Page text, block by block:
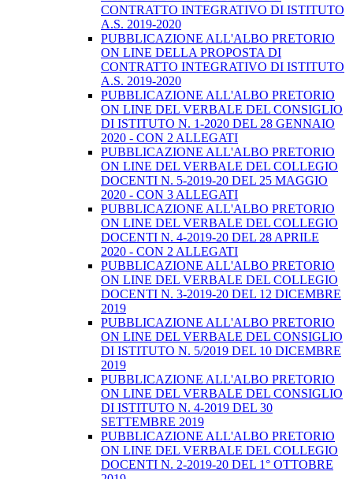
CONTRATTO INTEGRATIVO DI ISTITUTO
A.S. 2019-2020
PUBBLICAZIONE ALL'ALBO PRETORIO
ON LINE DELLA PROPOSTA DI
CONTRATTO INTEGRATIVO DI ISTITUTO
A.S. 2019-2020
PUBBLICAZIONE ALL'ALBO PRETORIO
ON LINE DEL VERBALE DEL CONSIGLIO
DI ISTITUTO N. 1-2020 DEL 28 GENNAIO
2020 - CON 2 ALLEGATI
PUBBLICAZIONE ALL'ALBO PRETORIO
ON LINE DEL VERBALE DEL COLLEGIO
DOCENTI N. 5-2019-20 DEL 25 MAGGIO
2020 - CON 3 ALLEGATI
PUBBLICAZIONE ALL'ALBO PRETORIO
ON LINE DEL VERBALE DEL COLLEGIO
DOCENTI N. 4-2019-20 DEL 28 APRILE
2020 - CON 2 ALLEGATI
PUBBLICAZIONE ALL'ALBO PRETORIO
ON LINE DEL VERBALE DEL COLLEGIO
DOCENTI N. 3-2019-20 DEL 12 DICEMBRE
2019
PUBBLICAZIONE ALL'ALBO PRETORIO
ON LINE DEL VERBALE DEL CONSIGLIO
DI ISTITUTO N. 5/2019 DEL 10 DICEMBRE
2019
PUBBLICAZIONE ALL'ALBO PRETORIO
ON LINE DEL VERBALE DEL CONSIGLIO
DI ISTITUTO N. 4-2019 DEL 30
SETTEMBRE 2019
PUBBLICAZIONE ALL'ALBO PRETORIO
ON LINE DEL VERBALE DEL COLLEGIO
DOCENTI N. 2-2019-20 DEL 1° OTTOBRE